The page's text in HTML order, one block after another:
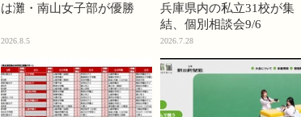
は灘・南山女子部が優勝
2026.8.5
兵庫県内の私立31校が集
結、個別相談会9/6
2026.7.28